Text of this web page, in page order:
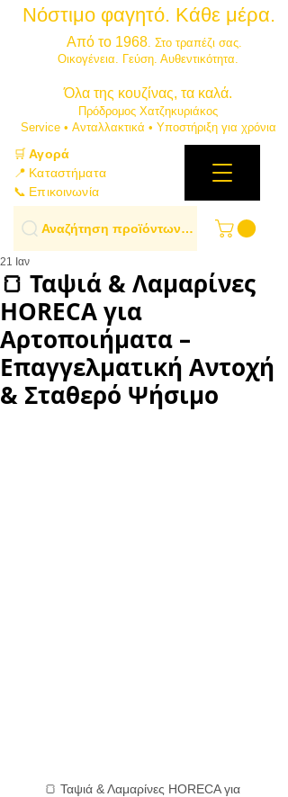
Νόστιμο φαγητό. Κάθε μέρα.
Από το 1968. Στο τραπέζι σας.
​Οικογένεια. Γεύση. Αυθεντικότητα.
​Όλα της κουζίνας, τα καλά.
Πρόδρομος Χατζηκυριάκος
​Service • Ανταλλακτικά • Υποστήριξη για χρόνια
🛒Αγορά
📍 Καταστήματα
📞 Επικοινωνία
Αναζήτηση προϊόντων…
🍞 Ταψιά & Λαμαρίνες
HORECA για
Αρτοποιήματα –
Επαγγελματική Αντοχή
& Σταθερό Ψήσιμο
21 Ιαν
🍞 Ταψιά & Λαμαρίνες HORECA για